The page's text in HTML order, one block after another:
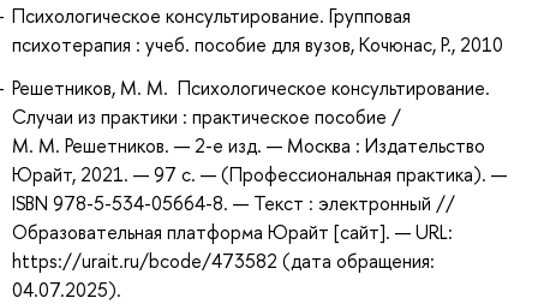
Психологическое консультирование. Групповая
психотерапия : учеб. пособие для вузов, Кочюнас, Р., 2010
Решетников, М. М. Психологическое консультирование.
Случаи из практики : практическое пособие /
М. М. Решетников. — 2-е изд. — Москва : Издательство
Юрайт, 2021. — 97 с. — (Профессиональная практика). —
ISBN 978-5-534-05664-8. — Текст : электронный //
Образовательная платформа Юрайт [сайт]. — URL:
https://urait.ru/bcode/473582 (дата обращения:
04.07.2025).